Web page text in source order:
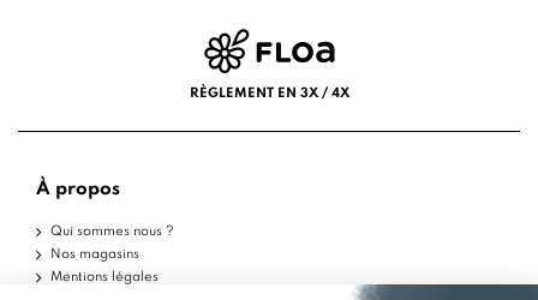
RÈGLEMENT EN 3X / 4X
À propos
Qui sommes nous ?
Nos magasins
Mentions légales